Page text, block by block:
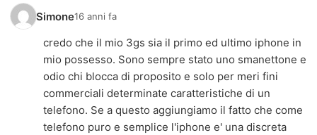
Simone16 anni fa
credo che il mio 3gs sia il primo ed ultimo iphone in
mio possesso. Sono sempre stato uno smanettone e
odio chi blocca di proposito e solo per meri fini
commerciali determinate caratteristiche di un
telefono. Se a questo aggiungiamo il fatto che come
telefono puro e semplice l'iphone e' una discreta